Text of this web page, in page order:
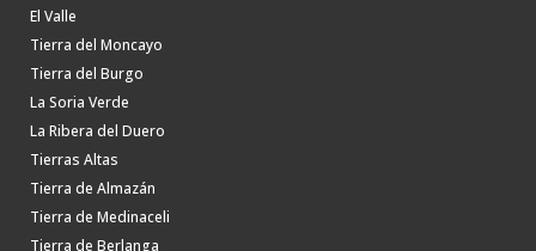
El Valle
Tierra del Moncayo
Tierra del Burgo
La Soria Verde
La Ribera del Duero
Tierras Altas
Tierra de Almazán
Tierra de Medinaceli
Tierra de Berlanga